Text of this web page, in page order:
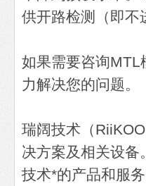
供开路检测（即不
如果需要咨询MTL
力解决您的问题。
瑞阔技术（
决方案及相关设备
技术*的产品和服